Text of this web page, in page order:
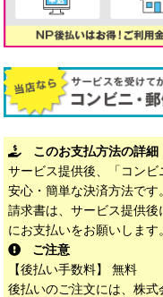
このお支払方法の詳細
サービス提供後、「コン
安心・簡単な決済方法です。
請求書は、サービス提供
にお支払いをお願いします。
ご注意
【後払い手数料】 無料
後払いのご注文には、株